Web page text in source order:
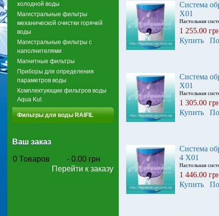
холодной воды
Магистральные фильтры
механической очистки горячей
воды
Магистральные фильтры с
наполнителями
Магнитные фильтры
Приборы для определения
параметров воды
Комплектующие фильтров воды
Aqua Kut
Фильтры для воды RAIFIL
Ваш заказ
0 Товаров - 0.00 грн
Перейти к заказу
Система
X01
Настольная
1 255.00
Купить
Система
X01
Настольная
1 305.00
Купить
Система
4 X01
Настольная
1 446.00
Купить